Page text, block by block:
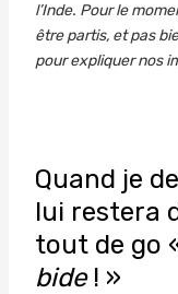
l’Inde. Pour le
être partis, et pas
pour expliquer nos
Quand je
lui restera
tout de go
bide! »